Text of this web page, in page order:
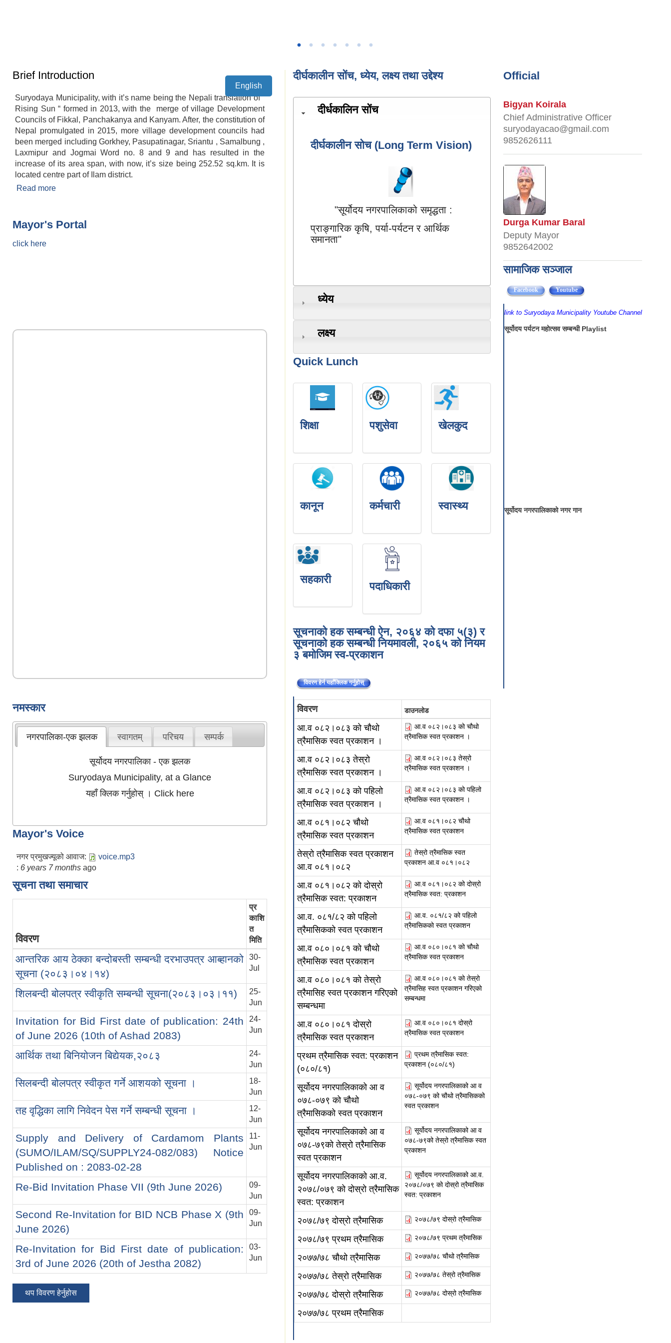
Brief Introduction
Suryodaya Municipality, with it’s name being the Nepali translation of “
Rising Sun “ formed in 2013, with the merge of village Development
Councils of Fikkal, Panchakanya and Kanyam. After, the constitution of
Nepal promulgated in 2015, more village development councils had
been merged including Gorkhey, Pasupatinagar, Sriantu , Samalbung ,
Laxmipur and Jogmai Word no. 8 and 9 and has resulted in the
increase of its area span, with now, it’s size being 252.52 sq.km. It is
located centre part of Ilam district.
Read more
Mayor's Portal
click here
English
नमस्कार
नगरपालिका-एक झलक स्वागतम् परिचय सम्पर्क
सूर्योदय नगरपालिका - एक झलक
Suryodaya Municipality, at a Glance
यहाँ क्लिक गर्नुहोस् । Click here
Mayor's Voice
नगर प्रमुखज्यूको आवाज:
voice.mp3
: 6 years 7 months ago
सूचना तथा समाचार
विवरण
प्र
काशि
त
मिति
आन्तरिक आय ठेक्का बन्दोबस्ती सम्बन्धी दरभाउपत्र आब्हानको
सूचना (२०८३।०४।१४)
30-
Jul
शिलबन्दी बोलपत्र स्वीकृति सम्बन्धी सूचना(२०८३।०३।११)
25-
Jun
Invitation for Bid First date of publication: 24th
of June 2026 (10th of Ashad 2083)
24-
Jun
आर्थिक तथा बिनियोजन बिद्येयक,२०८३
24-
Jun
सिलबन्दी बोलपत्र स्वीकृत गर्ने आशयको सूचना ।
18-
Jun
तह वृद्धिका लागि निवेदन पेस गर्ने सम्बन्धी सूचना ।
12-
Jun
Supply and Delivery of Cardamom Plants
(SUMO/ILAM/SQ/SUPPLY24-082/083) Notice
Published on : 2083-02-28
11-
Jun
Re-Bid Invitation Phase VII (9th June 2026)
09-
Jun
Second Re-Invitation for BID NCB Phase X (9th
June 2026)
09-
Jun
Re-Invitation for Bid First date of publication:
3rd of June 2026 (20th of Jestha 2082)
03-
Jun
थप विवरण हेर्नुहोस
दीर्घकालीन सोंच, ध्येय, लक्ष्य तथा उद्देश्य
दीर्धकालिन सोंच
दीर्घकालीन सोच (Long Term Vision)
"सूर्योदय नगरपालिकाको समृद्धता :
प्राङ्गारिक कृषि, पर्या-पर्यटन र आर्थिक
समानता"
ध्येय
लक्ष्य
Quick Lunch
शिक्षा पशुसेवा खेलकुद
कानून कर्मचारी स्वास्थ्य
सहकारी
पदाधिकारी
सूचनाको हक सम्बन्धी ऐन, २०६४ को दफा ५(३) र
सूचनाको हक सम्बन्धी नियमावली, २०६५ को नियम
३ बमोजिम स्व-प्रकाशन
विवरण हेर्न यहाँक्लिक गर्नुहोस्
विवरण डाउनलोड
आ.व ०८२।०८३ को चौथो
त्रैमासिक स्वत प्रकाशन ।
आ.व ०८२।०८३ को चौथो
त्रैमासिक स्वत प्रकाशन ।
आ.व ०८२।०८३ तेस्रो
त्रैमासिक स्वत प्रकाशन ।
आ.व ०८२।०८३ तेस्रो
त्रैमासिक स्वत प्रकाशन ।
आ.व ०८२।०८३ को पहिलो
त्रैमासिक स्वत प्रकाशन ।
आ.व ०८२।०८३ को पहिलो
त्रैमासिक स्वत प्रकाशन ।
आ.व ०८१।०८२ चौथो
त्रैमासिक स्वत प्रकाशन
आ.व ०८१।०८२ चौथो
त्रैमासिक स्वत प्रकाशन
तेस्रो त्रैमासिक स्वत प्रकाशन
आ.व ०८१।०८२
तेस्रो त्रैमासिक स्वत
प्रकाशन आ.व ०८१।०८२
आ.व ०८१।०८२ को दोस्रो
त्रैमासिक स्वत: प्रकाशन
आ.व ०८१।०८२ को दोस्रो
त्रैमासिक स्वत: प्रकाशन
आ.व. ०८१/८२ को पहिलो
त्रैमासिकको स्वत प्रकाशन
आ.व. ०८१/८२ को पहिलो
त्रैमासिकको स्वत प्रकाशन
आ.व ०८०।०८१ को चौथो
त्रैमासिक स्वत प्रकाशन
आ.व ०८०।०८१ को चौथो
त्रैमासिक स्वत प्रकाशन
आ.व ०८०।०८१ को तेस्रो
त्रैमासिह स्वत प्रकाशन गरिएको
सम्बन्धमा
आ.व ०८०।०८१ को तेस्रो
त्रैमासिह स्वत प्रकाशन गरिएको
सम्बन्धमा
आ.व ०८०।०८१ दोस्रो
त्रैमासिक स्वत प्रकाशन
आ.व ०८०।०८१ दोस्रो
त्रैमासिक स्वत प्रकाशन
प्रथम त्रैमासिक स्वत: प्रकाशन
(०८०/८१)
प्रथम त्रैमासिक स्वत:
प्रकाशन (०८०/८१)
सूर्योदय नगरपालिकाको आ व
०७८-०७९ को चौथो
त्रैमासिकको स्वत प्रकाशन
सूर्योदय नगरपालिकाको आ व
०७८-०७९ को चौथो त्रैमासिकको
स्वत प्रकाशन
सूर्योदय नगरपालिकाको आ व
०७८-७९को तेस्रो त्रैमासिक
स्वत प्रकाशन
सूर्योदय नगरपालिकाको आ व
०७८-७९को तेस्रो त्रैमासिक स्वत
प्रकाशन
सूर्योदय नगरपालिकाको आ.व.
२०७८/०७९ को दोस्रो त्रैमासिक
स्वत: प्रकाशन
सूर्योदय नगरपालिकाको आ.व.
२०७८/०७९ को दोस्रो त्रैमासिक
स्वत: प्रकाशन
२०७८/७९ दोस्रो त्रैमासिक २०७८/७९ दोस्रो त्रैमासिक
२०७८/७९ प्रथम त्रैमासिक २०७८/७९ प्रथम त्रैमासिक
२०७७/७८ चौथो त्रैमासिक २०७७/७८ चौथो त्रैमासिक
२०७७/७८ तेस्रो त्रैमासिक २०७७/७८ तेस्रो त्रैमासिक
२०७७/७८ दोस्रो त्रैमासिक २०७७/७८ दोस्रो त्रैमासिक
२०७७/७८ प्रथम त्रैमासिक
Official
Bigyan Koirala
Chief Administrative Officer
suryodayacao@gmail.com
9852626111
Durga Kumar Baral
Deputy Mayor
9852642002
सामाजिक सञ्जाल
Facebook Youtube(active tab)
link to Suryodaya Municipality Youtube Channel
सूर्योदय पर्यटन महोत्सव सम्बन्धी Playlist
सूर्योदय नगरपालिकाको नगर गान